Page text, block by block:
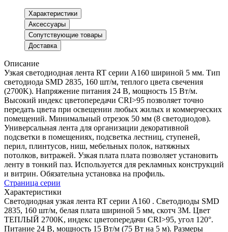
Характеристики
Аксессуары
Сопутствующие товары
Доставка
Описание
Узкая светодиодная лента RT серии A160 шириной 5 мм. Тип
светодиода SMD 2835, 160 шт/м, теплого цвета свечения
(2700K). Напряжение питания 24 В, мощность 15 Вт/м.
Высокий индекс цветопередачи CRI>95 позволяет точно
передать цвета при освещении любых жилых и коммерческих
помещений. Минимальный отрезок 50 мм (8 светодиодов).
Универсальная лента для организации декоративной
подсветки в помещениях, подсветка лестниц, ступеней,
перил, плинтусов, ниш, мебельных полок, натяжных
потолков, витражей. Узкая плата плата позволяет установить
ленту в тонкий паз. Используется для рекламных конструкций
и витрин. Обязательна установка на профиль.
Страница серии
Характеристики
Светодиодная узкая лента RT серии A160 . Светодиоды SMD
2835, 160 шт/м, белая плата шириной 5 мм, скотч 3M. Цвет
ТЕПЛЫЙ 2700K, индекс цветопередачи CRI>95, угол 120°.
Питание 24 В, мощность 15 Вт/м (75 Вт на 5 м). Размеры